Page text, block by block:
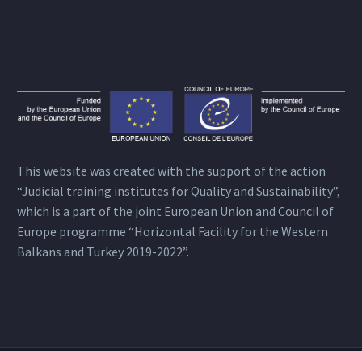
This website was created with the support of the action
“Judicial training institutes for Quality and Sustainability”,
which is a part of the joint European Union and Council of
Europe programme “Horizontal Facility for the Western
Balkans and Turkey 2019-2022”.